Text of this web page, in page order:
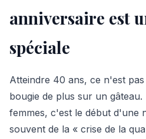
anniversaire est
spéciale
Atteindre 40 ans, ce n'est
bougie de plus sur un
femmes, c'est le début d'une
souvent de la « crise de la